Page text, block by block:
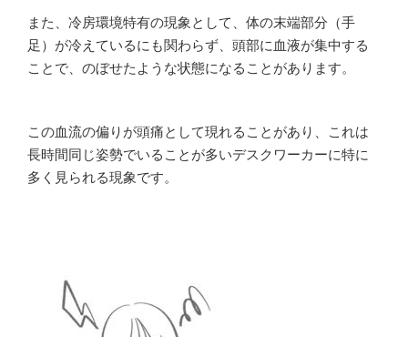
また、冷房環境特有の現象として、体の末端部分（手
足）が冷えているにも関わらず、頭部に血液が集中する
ことで、のぼせたような状態になることがあります。
この血流の偏りが頭痛として現れることがあり、これは
長時間同じ姿勢でいることが多いデスクワーカーに特に
多く見られる現象です。